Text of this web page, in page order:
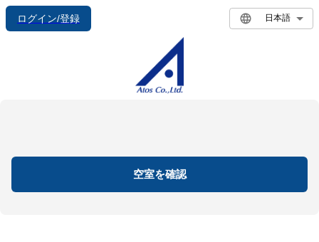
ログイン/登録 日本語
空室を確認